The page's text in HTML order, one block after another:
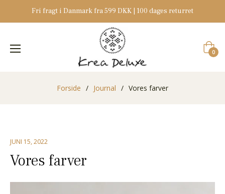
Fri fragt i Danmark fra 599 DKK | 100 dages returret
0
Forside / Journal / Vores farver
JUNI 15, 2022
Vores farver